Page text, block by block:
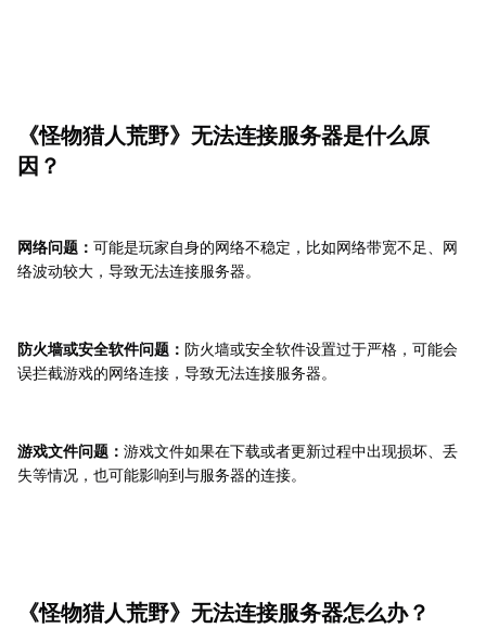
《怪物猎人荒野》无法连接服务器是什么原
因？
网络问题： 可能是玩家自身的网络不稳定，比如网络带宽不足、网
络波动较大，导致无法连接服务器。
防火墙或安全软件问题： 防火墙或安全软件设置过于严格，可能会
误拦截游戏的网络连接，导致无法连接服务器。
游戏文件问题： 游戏文件如果在下载或者更新过程中出现损坏、丢
失等情况，也可能影响到与服务器的连接。
《怪物猎人荒野》无法连接服务器怎么办？